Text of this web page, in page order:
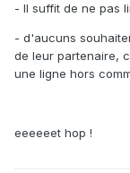
- Il suffit de ne pas
- d'aucuns
de leur partenaire,
une ligne hors
eeeeeet hop !